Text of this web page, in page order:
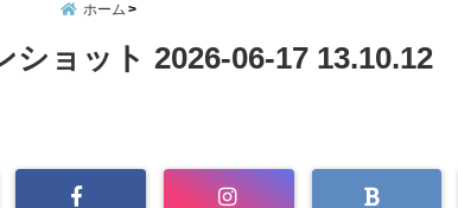
ホーム
ショット 2026-06-17 13.10.12